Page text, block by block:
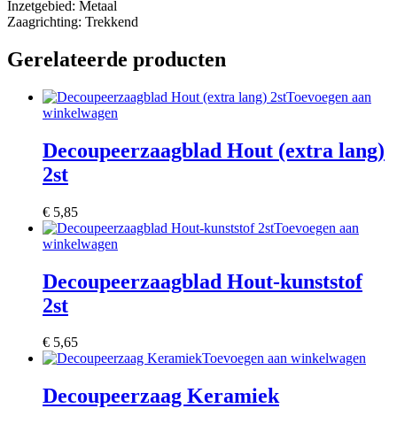
Inzetgebied: Metaal
Zaagrichting: Trekkend
Gerelateerde producten
Toevoegen aan
winkelwagen
Decoupeerzaagblad Hout (extra lang)
2st
€ 5,85
Toevoegen aan
winkelwagen
Decoupeerzaagblad Hout-kunststof
2st
€ 5,65
Toevoegen aan winkelwagen
Decoupeerzaag Keramiek